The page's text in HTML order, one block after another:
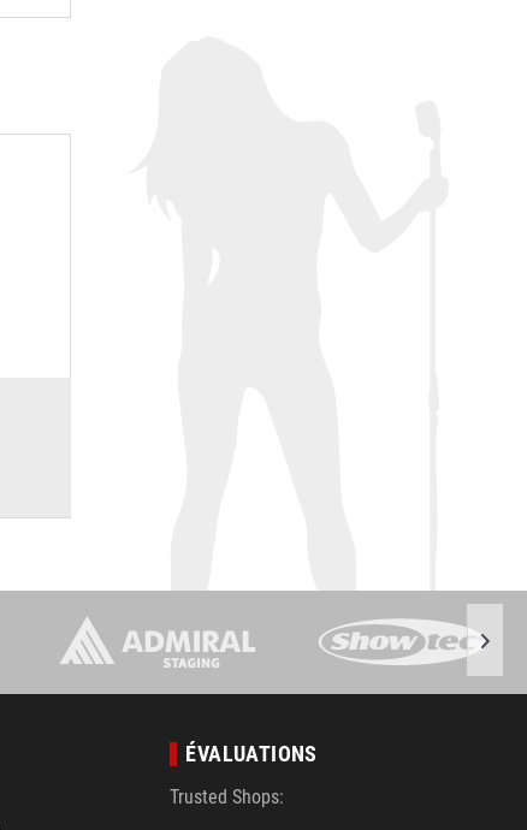
ÉVALUATIONS
Trusted Shops: